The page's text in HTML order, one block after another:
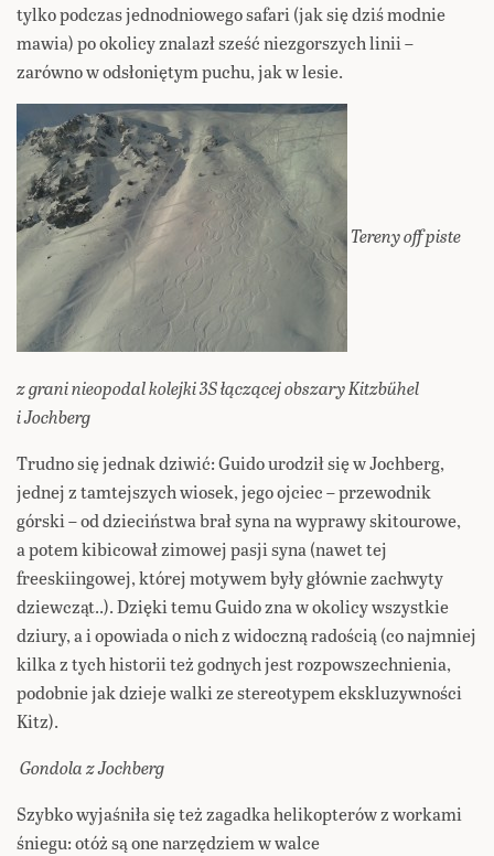
tylko podczas jednodniowego safari (jak się dziś modnie
mawia) po okolicy znalazł sześć niezgorszych linii –
zarówno w odsłoniętym puchu, jak w lesie.
Tereny off piste
z grani nieopodal kolejki 3S łączącej obszary Kitzbühel
i Jochberg
Trudno się jednak dziwić: Guido urodził się w Jochberg,
jednej z tamtejszych wiosek, jego ojciec – przewodnik
górski – od dzieciństwa brał syna na wyprawy skitourowe,
a potem kibicował zimowej pasji syna (nawet tej
freeskiingowej, której motywem były głównie zachwyty
dziewcząt..). Dzięki temu Guido zna w okolicy wszystkie
dziury, a i opowiada o nich z widoczną radością (co najmniej
kilka z tych historii też godnych jest rozpowszechnienia,
podobnie jak dzieje walki ze stereotypem ekskluzywności
Kitz).
Gondola z Jochberg
Szybko wyjaśniła się też zagadka helikopterów z workami
śniegu: otóż są one narzędziem w walce